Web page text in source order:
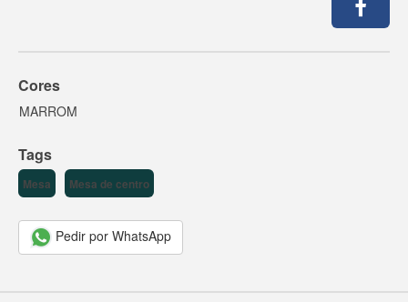
Cores
MARROM
Tags
Mesa Mesa de centro
Pedir por WhatsApp